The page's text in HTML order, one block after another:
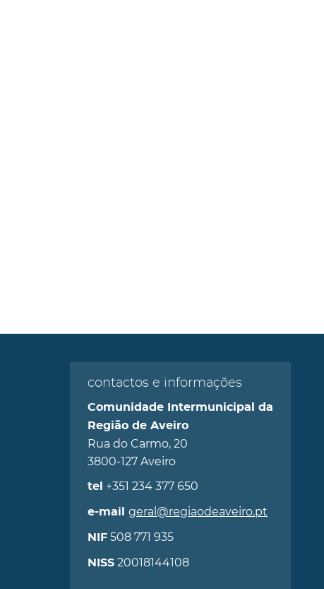
contactos e informações
Comunidade Intermunicipal da
Região de Aveiro
Rua do Carmo, 20
3800-127 Aveiro
tel +351 234 377 650
e-mail geral@regiaodeaveiro.pt
NIF508 771 935
NISS20018144108